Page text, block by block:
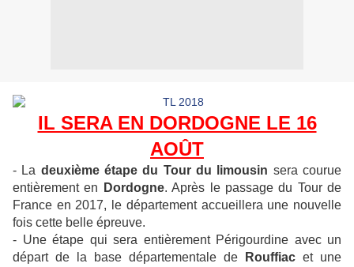
IL SERA EN DORDOGNE LE 16
AOÛT
- La deuxième étape du Tour du limousin sera courue
entièrement en
Dordogne. Après le passage du Tour de
France en 2017, le département accueillera une nouvelle
fois cette belle épreuve.
- Une étape qui sera entièrement Périgourdine avec un
départ de la base départementale de
Rouffiac et une